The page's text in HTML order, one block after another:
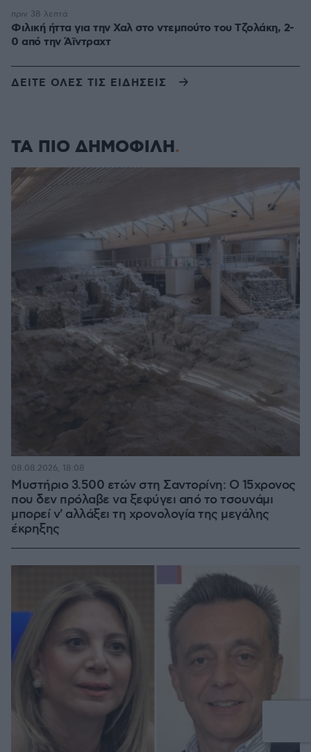
Φιλική ήττα για την Χαλ στο ντεμπούτο του Τζολάκη, 2-
0 από την Άϊντραχτ
πριν 38 λεπτά
ΔΕΙΤΕ ΟΛΕΣ ΤΙΣ ΕΙΔΗΣΕΙΣ
ΤΑ ΠΙΟ ΔΗΜΟΦΙΛΗ
Μυστήριο 3.500 ετών στη Σαντορίνη: Ο 15χρονος
που δεν πρόλαβε να ξεφύγει από το τσουνάμι
μπορεί ν' αλλάξει τη χρονολογία της μεγάλης
έκρηξης
08.08.2026, 18:08